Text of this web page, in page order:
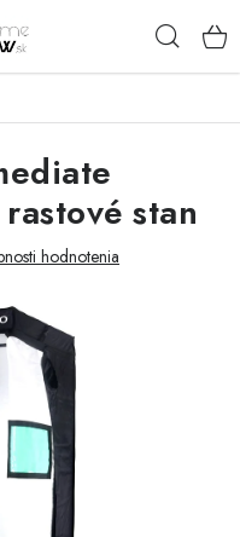
Blog
stan
hodnotenia